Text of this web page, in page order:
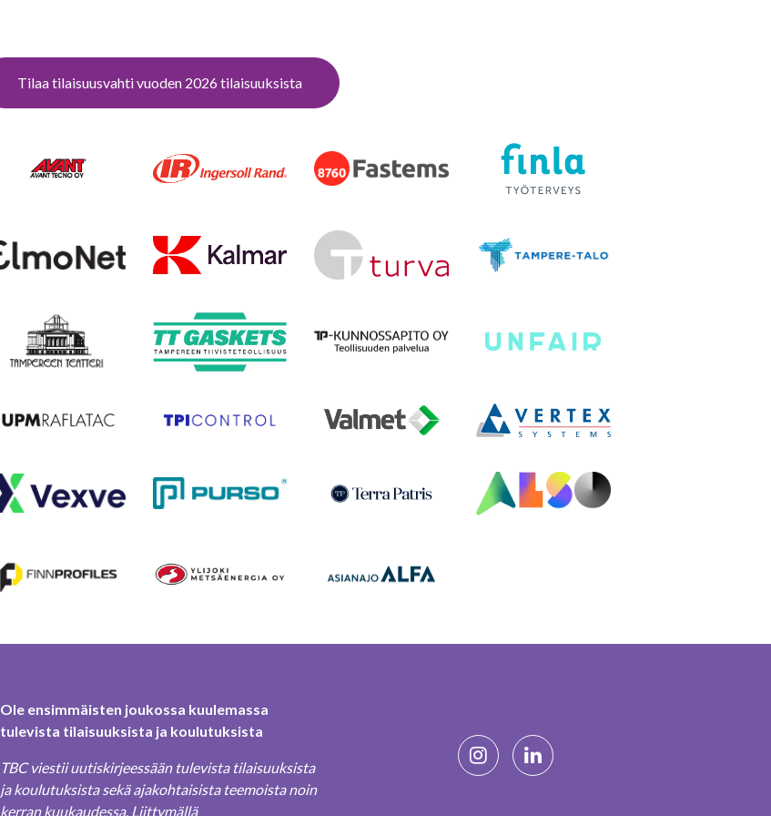
Tilaa tilaisuusvahti vuoden 2026 tilaisuuksista
Ole ensimmäisten joukossa kuulemassa
tulevista tilaisuuksista ja koulutuksista
TBC viestii uutiskirjeessään tulevista tilaisuuksista
ja koulutuksista sekä ajakohtaisista teemoista noin
kerran kuukaudessa. Liittymällä